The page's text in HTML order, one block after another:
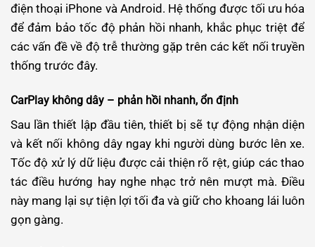
điện thoại iPhone và Android. Hệ thống được tối ưu hóa
để đảm bảo tốc độ phản hồi nhanh, khắc phục triệt để
các vấn đề về độ trễ thường gặp trên các kết nối truyền
thống trước đây.
CarPlay không dây – phản hồi nhanh, ổn định
Sau lần thiết lập đầu tiên, thiết bị sẽ tự động nhận diện
và kết nối không dây ngay khi người dùng bước lên xe.
Tốc độ xử lý dữ liệu được cải thiện rõ rệt, giúp các thao
tác điều hướng hay nghe nhạc trở nên mượt mà. Điều
này mang lại sự tiện lợi tối đa và giữ cho khoang lái luôn
gọn gàng.